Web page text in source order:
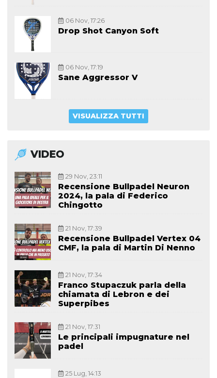
06 Nov, 17:26
Drop Shot Canyon Soft
06 Nov, 17:19
Sane Aggressor V
VISUALIZZA TUTTI
VIDEO
29 Nov, 23:11
Recensione Bullpadel Neuron
2024, la pala di Federico
Chingotto
21 Nov, 17:39
Recensione Bullpadel Vertex 04
CMF, la pala di Martin Di Nenno
21 Nov, 17:34
Franco Stupaczuk parla della
chiamata di Lebron e dei
Superpibes
21 Nov, 17:31
Le principali impugnature nel
padel
25 Lug, 14:13